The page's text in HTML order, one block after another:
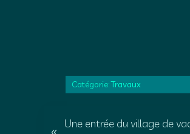
Catégorie:Travaux
Une entrée du village de